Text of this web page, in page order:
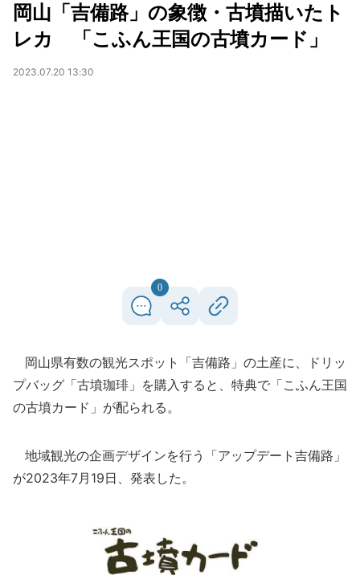
岡山「吉備路」の象徴・古墳描いたト
レカ 「こふん王国の古墳カード」
2023.07.20 13:30
0
岡山県有数の観光スポット「吉備路」の土産に、ドリッ
プバッグ「古墳珈琲」を購入すると、特典で「こふん王国
の古墳カード」が配られる。
地域観光の企画デザインを行う「アップデート吉備路」
が2023年7月19日、発表した。